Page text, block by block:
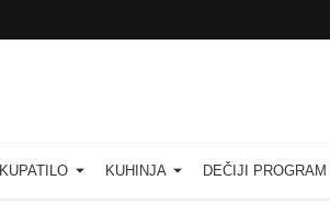
KUPATILO KUHINJA DEČIJI PROGRAM